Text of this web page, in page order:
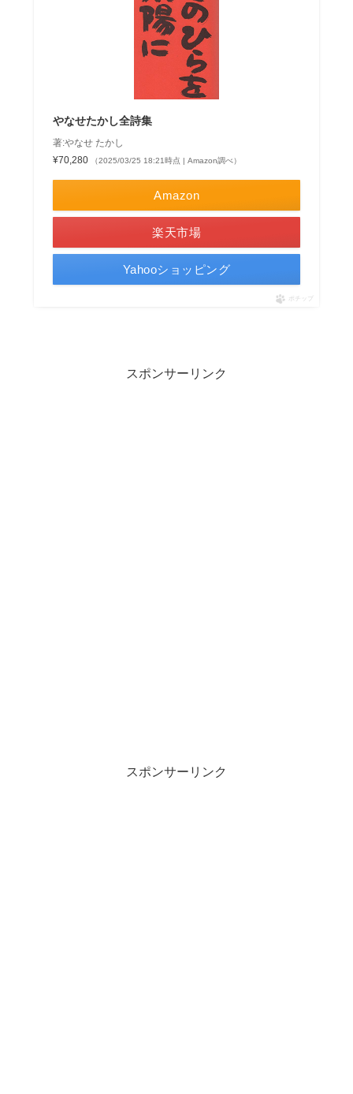
やなせたかし全詩集
著:やなせ たかし
¥70,280
（2025/03/25 18:21時点 | Amazon調べ）
Amazon
楽天市場
Yahooショッピング
ポチップ
スポンサーリンク
スポンサーリンク